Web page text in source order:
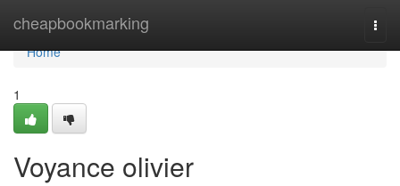
cheapbookmarking
Home
Home
1
Voyance olivier